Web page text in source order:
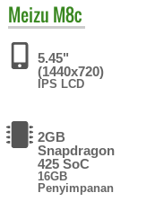
Meizu M8c
5.45"
(1440x720)
IPS LCD
2GB
Snapdragon
425 SoC
16GB
Penyimpanan